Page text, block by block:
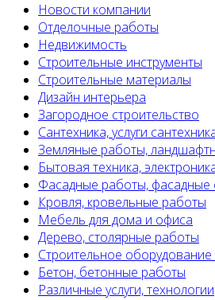
Новости компании
Отделочные работы
Недвижимость
Строительные инструменты
Строительные материалы
Дизайн интерьера
Загородное строительство
Сантехника, услуги
Земляные работы,
Бытовая техника,
Фасадные работы, фасадные
Кровля, кровельные работы
Мебель для дома и офиса
Дерево, столярные работы
Строительное оборудование
Бетон, бетонные работы
Различные услуги, технологии